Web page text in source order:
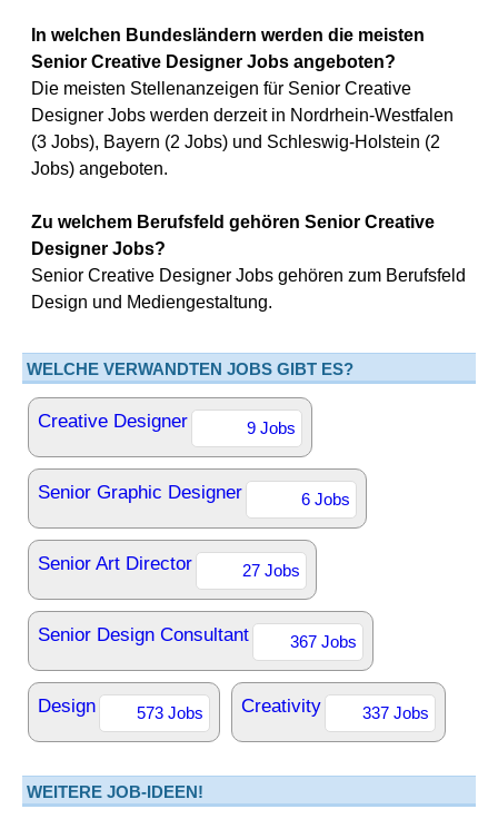
In welchen Bundesländern werden die meisten
Senior Creative Designer Jobs angeboten?
Die meisten Stellenanzeigen für Senior Creative
Designer Jobs werden derzeit in Nordrhein-Westfalen
(3 Jobs), Bayern (2 Jobs) und Schleswig-Holstein (2
Jobs) angeboten.
Zu welchem Berufsfeld gehören Senior Creative
Designer Jobs?
Senior Creative Designer Jobs gehören zum Berufsfeld
Design und Mediengestaltung.
WELCHE VERWANDTEN JOBS GIBT ES?
Creative Designer 9 Jobs
Senior Graphic Designer 6 Jobs
Senior Art Director 27 Jobs
Senior Design Consultant 367 Jobs
Design 573 Jobs Creativity 337 Jobs
WEITERE JOB-IDEEN!